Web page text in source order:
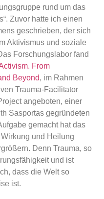
rund um das
Zuvor hatte ich einen
geschrieben, der sich
Aktivismus und soziale
Forschungslabor fand
From
Beyond, im Rahmen
Trauma-Facilitator
angeboten, einer
Sasportas gegründeten
gemacht hat das
und Heilung
Denn Trauma, so
und ist
dass die Welt so
ist.